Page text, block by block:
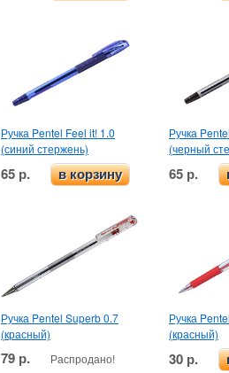
Ручка Pentel Feel it! 1.0
(синий стержень)
65 р. в корзину
Ручка
(черный
65 р.
Ручка Pentel Superb 0.7
(красный)
79 р. Распродано!
Ручка
(красный)
30 р.